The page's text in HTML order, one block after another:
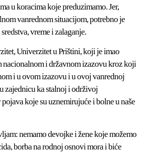
u koracima koje preduzimamo. Jer,
vanrednom situacijom, potrebno je
vreme i zalaganje.
Univerzitet u Prištini, koji je imao
nacionalnom i državnom izazovu kroz koji
i u ovom izazovu i u ovoj vanrednoj
zajednicu ka stalnoj i održivoj
koje su uznemirujuće i bolne u naše
nemamo devojke i žene koje možemo
borba na rodnoj osnovi mora i biće